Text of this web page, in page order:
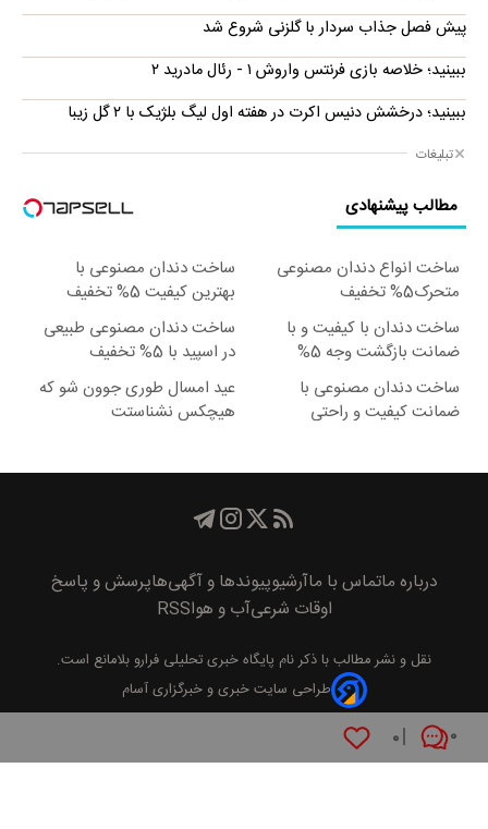
۰ ۰
پیش فصل جذاب سردار با گلزنی شروع شد
ببینید؛ خلاصه بازی فرنتس واروش ۱ - رئال مادرید ۲
ببینید؛ درخشش دنیس اکرت در هفته اول لیگ بلژیک با ۲ گل زیبا
تبلیغات
مطالب پیشنهادی
ساخت انواع دندان مصنوعی
متحرک5% تخفیف
ساخت دندان مصنوعی با
بهترین کیفیت 5% تخفیف
ساخت دندان با کیفیت و با
ضمانت بازگشت وجه 5%
تخفیف
ساخت دندان مصنوعی طبیعی
در اسپید با 5% تخفیف
ساخت دندان مصنوعی با
ضمانت کیفیت و راحتی
عید امسال طوری جوون شو که
هیچکس نشناستت
درباره ماتماس با ماآرشیوپیوند‌ها و آگهی‌هاپرسش و پاسخ
اوقات شرعیآب و هواRSS
نقل و نشر مطالب با ذکر نام پايگاه خبری تحليلی فرارو بلامانع است.
طراحی سایت خبری و خبرگزاری آسام